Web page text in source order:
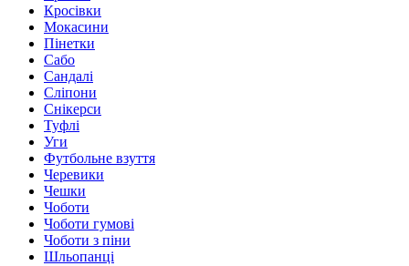
Кросівки
Мокасини
Пінетки
Сабо
Сандалі
Сліпони
Снікерси
Туфлі
Уги
Футбольне взуття
Черевики
Чешки
Чоботи
Чоботи гумові
Чоботи з піни
Шльопанці